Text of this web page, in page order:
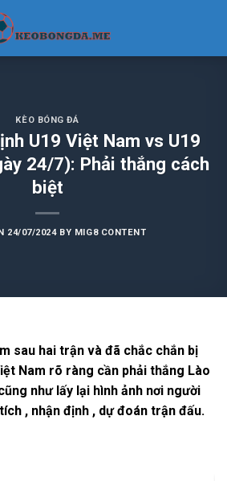
KÈO BÓNG ĐÁ
U19 Việt Nam vs U19
24/7): Phải thắng cách
biệt
24/07/2024 BY MIG8 CONTENT
sau hai trận và đã chắc chắn bị
Nam rõ ràng cần phải thắng Lào
như lấy lại hình ảnh nơi người
, nhận định , dự đoán trận đấu.